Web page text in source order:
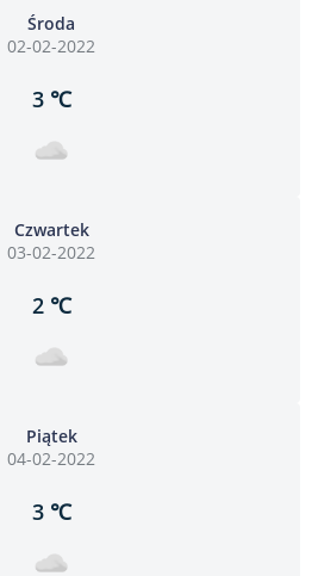
Środa
02-02-2022
3 ℃
Czwartek
03-02-2022
2 ℃
Piątek
04-02-2022
3 ℃